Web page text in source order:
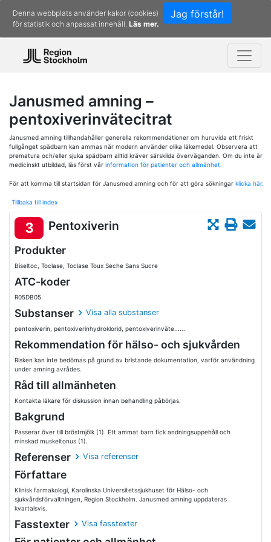
Jag förstår!
Denna webbplats använder kakor (cookies)
för statistik och anpassat innehåll. Läs mer.
Janusmed amning –
pentoxiverinvätecitrat
Janusmed amning tillhandahåller generella rekommendationer om huruvida ett friskt
fullgånget spädbarn kan ammas när modern använder olika läkemedel. Observera att
prematura och/eller sjuka spädbarn alltid kräver särskilda överväganden. Om du inte är
medicinskt utbildad, läs först vår information för patienter och allmänhet.
För att komma till startsidan för Janusmed amning och för att göra sökningar klicka här.
Tillbaka till index
3 Pentoxiverin
Produkter
Biseltoc, Toclase, Toclase Toux Seche Sans Sucre
ATC-koder
R05DB05
Substanser Visa alla substanser
pentoxiverin, pentoxiverinhydroklorid, pentoxiverinväte......
Rekommendation för hälso- och sjukvården
Risken kan inte bedömas på grund av bristande dokumentation, varför användning
under amning avrådes.
Råd till allmänheten
Kontakta läkare för diskussion innan behandling påbörjas.
Bakgrund
Passerar över till bröstmjölk (1). Ett ammat barn fick andningsuppehåll och
minskad muskeltonus (1).
Referenser Visa referenser
Författare
Klinisk farmakologi, Karolinska Universitetssjukhuset för Hälso- och
sjukvårdsförvaltningen, Region Stockholm. Janusmed amning uppdateras
kvartalsvis.
Fasstexter Visa fasstexter